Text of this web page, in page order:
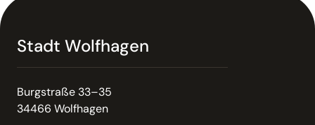
Stadt Wolfhagen
Burgstraße 33–35
34466 Wolfhagen